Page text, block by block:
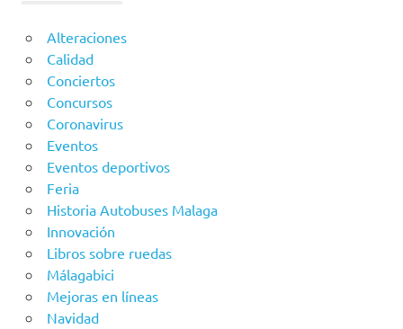
Alteraciones
Calidad
Conciertos
Concursos
Coronavirus
Eventos
Eventos deportivos
Feria
Historia Autobuses Malaga
Innovación
Libros sobre ruedas
Málagabici
Mejoras en líneas
Navidad